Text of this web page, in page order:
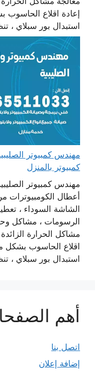
إعادة اقلاع الحاسوب
استبدال بور سبلاي ،
كمبيوتر بالمنزل
مهندس كمبيوتر
أعطال الكومبيوترات
الشاشة السوداء ،
الرسومات ، مشاكل
مشاكل الحرارة
اقلاع الحاسوب بشكل
استبدال بور سبلاي ،
أهم
اتصل بنا
إضافة إعلان